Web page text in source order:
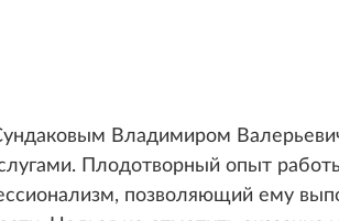
Владимиром
Плодотворный опыт
позволяющий ему